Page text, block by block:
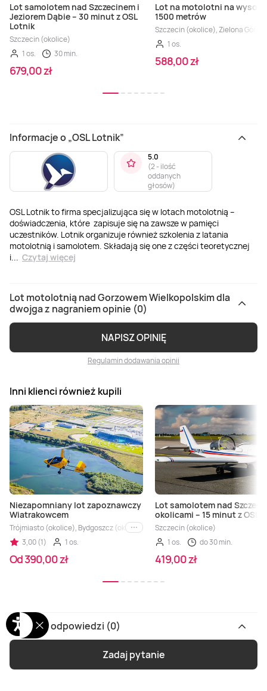
Lot samolotem nad Szczecinem i
Jeziorem Dąbie – 30 minut z OSL
Lotnik
Szczecin (okolice)
1 os.
30 min.
679,00 zł
Lot na motolotni na
1500 metrów
Szczecin (okolice), Zielona Góra
1 os.
588,00 zł
Informacje o „OSL Lotnik”
OSL Lotnik to firma specjalizująca się w lotach motolotnią –
doświadczenia, które zapisuje się na zawsze w pamięci
uczestników. Lotnik organizuje również szkolenia z latania
motolotnią i samolotem. Składają się one z części teoretycznej
i... Czytaj więcej
5.0
(2 - ilość
oddanych
głosów)
Lot motolotnią nad Gorzowem Wielkopolskim dla
dwojga z nagraniem opinie (0)
NAPISZ OPINIĘ
Regulamin dodawania opinii
Inni klienci również kupili
Niezapomniany lot zapoznawczy
Wiatrakowcem
Trójmiasto (okolice), Bydgoszcz (okolice), Gdańsk (okolice)
i inne
3,00 (1)
1 os.
Od 390,00 zł
Lot samolotem nad
okolicami – 15 minut z OSL
Szczecin (okolice)
1 os.
do 30 min.
419,00 zł
Pytania i odpowiedzi (0)
Zadaj pytanie